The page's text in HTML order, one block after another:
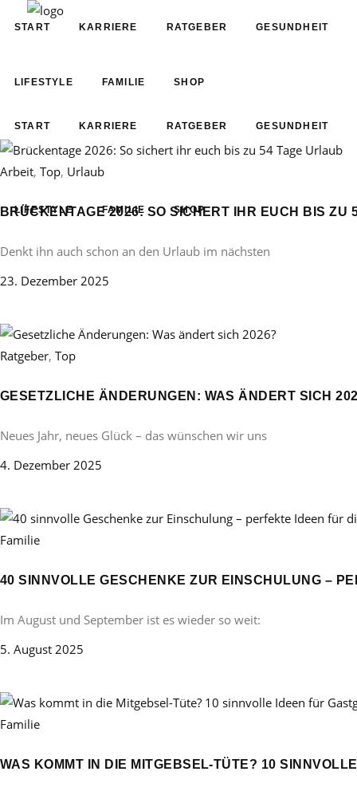
START KARRIERE RATGEBER GESUNDHEIT
LIFESTYLE FAMILIE SHOP
START KARRIERE RATGEBER GESUNDHEIT
LIFESTYLE FAMILIE SHOP
Arbeit, Top, Urlaub
BRÜCKENTAGE 2026: SO SICHERT IHR EUCH BIS ZU
Denkt ihn auch schon an den Urlaub im nächsten
23. Dezember 2025
Ratgeber, Top
GESETZLICHE ÄNDERUNGEN: WAS ÄNDERT SICH
Neues Jahr, neues Glück – das wünschen wir uns
4. Dezember 2025
Familie
40 SINNVOLLE GESCHENKE ZUR EINSCHULUNG –
Im August und September ist es wieder so weit:
5. August 2025
Familie
WAS KOMMT IN DIE MITGEBSEL-TÜTE? 10